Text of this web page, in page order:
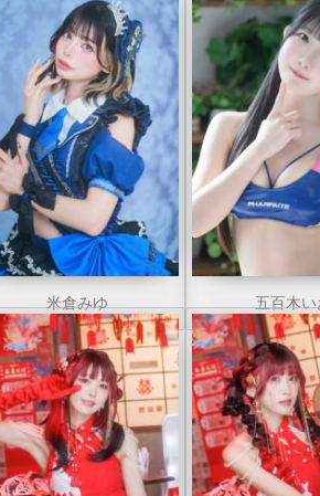
米倉みゆ 五百木い